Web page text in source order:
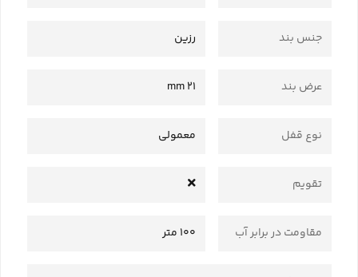
جنس بند رزین
عرض بند 21 mm
نوع قفل معمولی
تقویم
مقاومت در برابر آب 100 متر